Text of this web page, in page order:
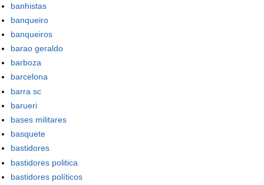
banhistas
banqueiro
banqueiros
barao geraldo
barboza
barcelona
barra sc
barueri
bases militares
basquete
bastidores
bastidores politica
bastidores políticos